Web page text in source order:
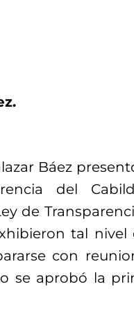
Báez
del
de
tal nivel
con
se aprobó la